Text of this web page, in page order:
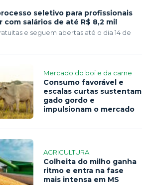
seletivo para profissionais
salários de até R$ 8,2 mil
e seguem abertas até o dia 14 de
Mercado do boi e da carne
Consumo favorável e
escalas curtas sustentam
gado gordo e
impulsionam o mercado
AGRICULTURA
Colheita do milho ganha
ritmo e entra na fase
mais intensa em MS